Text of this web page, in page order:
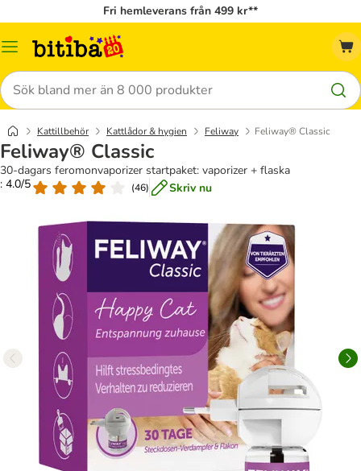
Fri hemleverans från 499 kr**
Meny
Sök
Kattillbehör Kattlådor & hygien Feliway Feliway® Classic
Feliway® Classic
30-dagars feromonvaporizer startpaket: vaporizer + flaska
: 4.0/5
(46) Skriv nu